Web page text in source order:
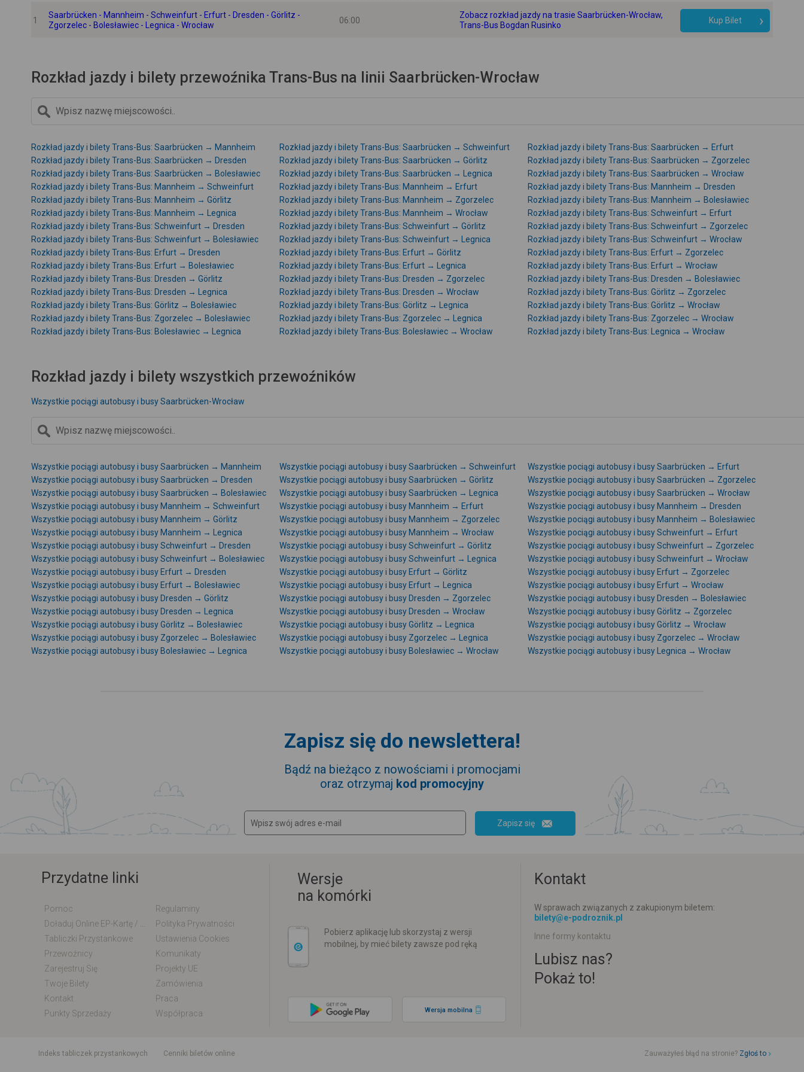
+
-
1
Saarbrücken - Mannheim - Schweinfurt - Erfurt - Dresden - Görlitz -
Zgorzelec - Bolesławiec - Legnica - Wrocław
06:00
Zobacz rozkład jazdy na trasie Saarbrücken-Wrocław,
Trans-Bus Bogdan Rusinko
Kup Bilet
Rozkład jazdy i bilety przewoźnika Trans-Bus na linii Saarbrücken-Wrocław
Rozkład jazdy i bilety Trans-Bus: Saarbrücken → Mannheim Rozkład jazdy i bilety Trans-Bus: Saarbrücken → Schweinfurt
Rozkład jazdy i bilety Trans-Bus: Saarbrücken → Erfurt
Rozkład jazdy i bilety Trans-Bus: Saarbrücken → Dresden
Rozkład jazdy i bilety Trans-Bus: Saarbrücken → Görlitz
Rozkład jazdy i bilety Trans-Bus: Saarbrücken → Zgorzelec
Rozkład jazdy i bilety Trans-Bus: Saarbrücken → Bolesławiec
Rozkład jazdy i bilety Trans-Bus: Saarbrücken → Legnica
Rozkład jazdy i bilety Trans-Bus: Saarbrücken → Wrocław
Rozkład jazdy i bilety Trans-Bus: Mannheim → Schweinfurt
Rozkład jazdy i bilety Trans-Bus: Mannheim → Erfurt
Rozkład jazdy i bilety Trans-Bus: Mannheim → Dresden
Rozkład jazdy i bilety Trans-Bus: Mannheim → Görlitz
Rozkład jazdy i bilety Trans-Bus: Mannheim → Zgorzelec
Rozkład jazdy i bilety Trans-Bus: Mannheim → Bolesławiec
Rozkład jazdy i bilety Trans-Bus: Mannheim → Legnica
Rozkład jazdy i bilety Trans-Bus: Mannheim → Wrocław
Rozkład jazdy i bilety Trans-Bus: Schweinfurt → Erfurt
Rozkład jazdy i bilety Trans-Bus: Schweinfurt → Dresden
Rozkład jazdy i bilety Trans-Bus: Schweinfurt → Görlitz
Rozkład jazdy i bilety Trans-Bus: Schweinfurt → Zgorzelec
Rozkład jazdy i bilety Trans-Bus: Schweinfurt → Bolesławiec
Rozkład jazdy i bilety Trans-Bus: Schweinfurt → Legnica
Rozkład jazdy i bilety Trans-Bus: Schweinfurt → Wrocław
Rozkład jazdy i bilety Trans-Bus: Erfurt → Dresden
Rozkład jazdy i bilety Trans-Bus: Erfurt → Görlitz
Rozkład jazdy i bilety Trans-Bus: Erfurt → Zgorzelec
Rozkład jazdy i bilety Trans-Bus: Erfurt → Bolesławiec
Rozkład jazdy i bilety Trans-Bus: Erfurt → Legnica
Rozkład jazdy i bilety Trans-Bus: Erfurt → Wrocław
Rozkład jazdy i bilety Trans-Bus: Dresden → Görlitz
Rozkład jazdy i bilety Trans-Bus: Dresden → Zgorzelec
Rozkład jazdy i bilety Trans-Bus: Dresden → Bolesławiec
Rozkład jazdy i bilety Trans-Bus: Dresden → Legnica
Rozkład jazdy i bilety Trans-Bus: Dresden → Wrocław
Rozkład jazdy i bilety Trans-Bus: Görlitz → Zgorzelec
Rozkład jazdy i bilety Trans-Bus: Görlitz → Bolesławiec
Rozkład jazdy i bilety Trans-Bus: Görlitz → Legnica
Rozkład jazdy i bilety Trans-Bus: Görlitz → Wrocław
Rozkład jazdy i bilety Trans-Bus: Zgorzelec → Bolesławiec
Rozkład jazdy i bilety Trans-Bus: Zgorzelec → Legnica
Rozkład jazdy i bilety Trans-Bus: Zgorzelec → Wrocław
Rozkład jazdy i bilety Trans-Bus: Bolesławiec → Legnica
Rozkład jazdy i bilety Trans-Bus: Bolesławiec → Wrocław Rozkład jazdy i bilety Trans-Bus: Legnica → Wrocław
Rozkład jazdy i bilety wszystkich przewoźników
Wszystkie pociągi autobusy i busy Saarbrücken-Wrocław
Wszystkie pociągi autobusy i busy Saarbrücken → Mannheim Wszystkie pociągi autobusy i busy Saarbrücken → Schweinfurt
Wszystkie pociągi autobusy i busy Saarbrücken → Erfurt
Wszystkie pociągi autobusy i busy Saarbrücken → Dresden
Wszystkie pociągi autobusy i busy Saarbrücken → Görlitz
Wszystkie pociągi autobusy i busy Saarbrücken → Zgorzelec
Wszystkie pociągi autobusy i busy Saarbrücken → Bolesławiec
Wszystkie pociągi autobusy i busy Saarbrücken → Legnica
Wszystkie pociągi autobusy i busy Saarbrücken → Wrocław
Wszystkie pociągi autobusy i busy Mannheim → Schweinfurt
Wszystkie pociągi autobusy i busy Mannheim → Erfurt
Wszystkie pociągi autobusy i busy Mannheim → Dresden
Wszystkie pociągi autobusy i busy Mannheim → Görlitz
Wszystkie pociągi autobusy i busy Mannheim → Zgorzelec
Wszystkie pociągi autobusy i busy Mannheim → Bolesławiec
Wszystkie pociągi autobusy i busy Mannheim → Legnica
Wszystkie pociągi autobusy i busy Mannheim → Wrocław
Wszystkie pociągi autobusy i busy Schweinfurt → Erfurt
Wszystkie pociągi autobusy i busy Schweinfurt → Dresden
Wszystkie pociągi autobusy i busy Schweinfurt → Görlitz
Wszystkie pociągi autobusy i busy Schweinfurt → Zgorzelec
Wszystkie pociągi autobusy i busy Schweinfurt → Bolesławiec
Wszystkie pociągi autobusy i busy Schweinfurt → Legnica
Wszystkie pociągi autobusy i busy Schweinfurt → Wrocław
Wszystkie pociągi autobusy i busy Erfurt → Dresden
Wszystkie pociągi autobusy i busy Erfurt → Görlitz
Wszystkie pociągi autobusy i busy Erfurt → Zgorzelec
Wszystkie pociągi autobusy i busy Erfurt → Bolesławiec
Wszystkie pociągi autobusy i busy Erfurt → Legnica
Wszystkie pociągi autobusy i busy Erfurt → Wrocław
Wszystkie pociągi autobusy i busy Dresden → Görlitz
Wszystkie pociągi autobusy i busy Dresden → Zgorzelec
Wszystkie pociągi autobusy i busy Dresden → Bolesławiec
Wszystkie pociągi autobusy i busy Dresden → Legnica
Wszystkie pociągi autobusy i busy Dresden → Wrocław
Wszystkie pociągi autobusy i busy Görlitz → Zgorzelec
Wszystkie pociągi autobusy i busy Görlitz → Bolesławiec
Wszystkie pociągi autobusy i busy Görlitz → Legnica
Wszystkie pociągi autobusy i busy Görlitz → Wrocław
Wszystkie pociągi autobusy i busy Zgorzelec → Bolesławiec
Wszystkie pociągi autobusy i busy Zgorzelec → Legnica
Wszystkie pociągi autobusy i busy Zgorzelec → Wrocław
Wszystkie pociągi autobusy i busy Bolesławiec → Legnica
Wszystkie pociągi autobusy i busy Bolesławiec → Wrocław Wszystkie pociągi autobusy i busy Legnica → Wrocław
Zapisz się do newslettera!
Bądź na bieżąco z nowościami i promocjami
oraz otrzymaj kod promocyjny
Zapisz się
Przydatne linki
Pomoc
Regulaminy
Polityka Prywatności
Tabliczki Przystankowe
Ustawienia Cookies
Przewoźnicy
Komunikaty
Zarejestruj Się
Projekty UE
Twoje Bilety
Zamówienia
Kontakt
Praca
Punkty Sprzedaży
Współpraca
Wersje
na komórki
Pobierz aplikację lub skorzystaj z wersji
mobilnej, by mieć bilety zawsze pod ręką
Wersja mobilna
Kontakt
W sprawach związanych z zakupionym biletem:
bilety@e-podroznik.pl
Inne formy kontaktu
Lubisz nas?
Pokaż to!
indeks tabliczek przystankowych Cenniki biletów online Zauważyłeś błąd na stronie? Zgłoś to